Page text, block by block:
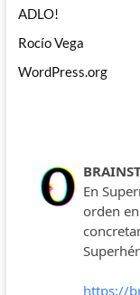
ADLO!
Rocío Vega
WordPress.org